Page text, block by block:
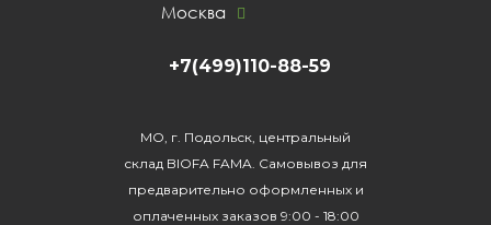
Москва
+7(499)110-88-59
МО, г. Подольск, центральный
склад BIOFA FAMA. Самовывоз для
предварительно оформленных и
оплаченных заказов 9:00 - 18:00